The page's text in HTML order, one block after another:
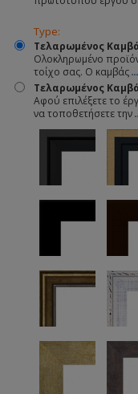
Type:
Τελαρωμένος
Ολοκληρωμένο
τοίχο σας. Ο καμβάς
Τελαρωμένος
Αφού επιλέξετε το
να τοποθετήσετε την